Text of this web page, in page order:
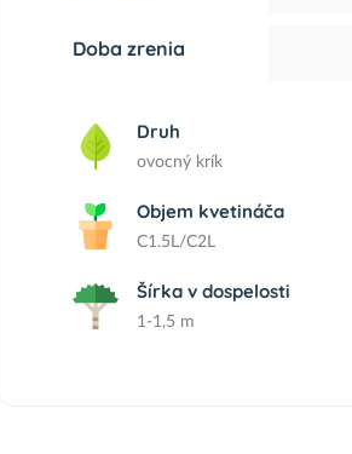
Doba zrenia
Druh
ovocný krík
Objem kvetináča
C1.5L/C2L
Šírka v dospelosti
1-1,5 m